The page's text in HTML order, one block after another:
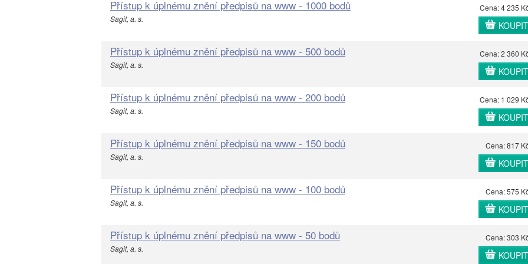
Přístup k úplnému znění předpisů na www - 1000 bodů
Sagit, a. s.
Cena: 4 235
KOUPIT
Přístup k úplnému znění předpisů na www - 500 bodů
Sagit, a. s.
Cena: 2 360
KOUPIT
Přístup k úplnému znění předpisů na www - 200 bodů
Sagit, a. s.
Cena: 1 029
KOUPIT
Přístup k úplnému znění předpisů na www - 150 bodů
Sagit, a. s.
Cena: 817
KOUPIT
Přístup k úplnému znění předpisů na www - 100 bodů
Sagit, a. s.
Cena: 575
KOUPIT
Přístup k úplnému znění předpisů na www - 50 bodů
Sagit, a. s.
Cena: 303
KOUPIT